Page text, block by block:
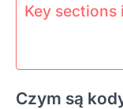
Key sections
Czym są